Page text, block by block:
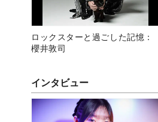
ロックスターと過ごした記憶：
櫻井敦司
インタビュー